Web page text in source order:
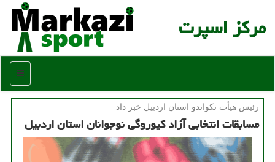
مركز اسپرت
منو
رئیس هیأت تكواندو استان اردبیل خبر داد
مسابقات انتخابی آزاد کیوروگی نوجوانان استان اردبیل